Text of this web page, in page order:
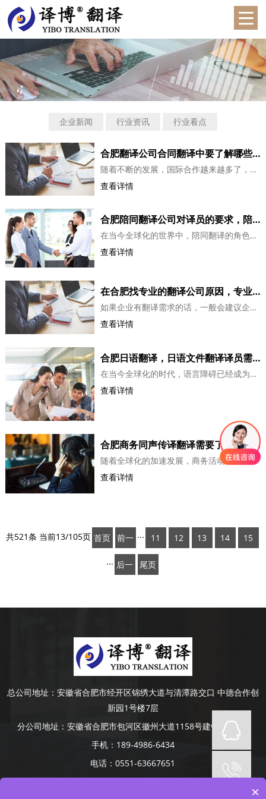
企业新闻 行业资讯 行业看点
合肥翻译公司合同翻译中要了解哪些忌讳及注意事项呢?
随着不断的发展，国际合作越来越多了，而国际合作之间也需要合同，而且需要对合同进行翻译，那么合同翻译中要了解哪些忌讳及注意事项呢?【合同翻译的忌讳有哪些】任何翻译服务都是有一定原则的，遵守翻译原则是保障翻译品质达到标准的关键。然而对于一些特殊的内容翻译来说，是有一定忌讳的。这些忌讳会影响到翻译的...
查看详情
合肥陪同翻译公司对译员的要求，陪同翻译介绍
在当今全球化的世界中，陪同翻译的角色变得越来越重要。无论是商业会议、学术研讨会、医疗诊断还是法庭审讯，都需要高质量的翻译服务来确保信息的准确传递和沟通的顺利进行。本文将探讨陪同翻译的重要性以及如何成为一名高效的陪同翻译。陪同翻译是指在各种场合中为当事人提供语言翻译服务的专业人士。他们不仅需要...
查看详情
在合肥找专业的翻译公司原因，专业有资质翻译公司
如果企业有翻译需求的话，一般会建议企业去找专业翻译公司，有很多人就不明白了，为何一定要找一家专业的翻译公司呢？难道不专业的翻译公司就不行吗？专业公司和不专业的公司之间绝对存在很大的差异，要是大家选择的是不专业的翻译公司的话，这一家翻译公司肯定不能保障翻译质量，到时候就可能会给公司造成比较大的损失...
查看详情
合肥日语翻译，日语文件翻译译员需要注意的地方
在当今全球化的时代，语言障碍已经成为人们交流和合作的一大难题。因此，翻译变得越来越重要。其中，日语翻译作为翻译的一个重要分支，对于促进中日两国之间的交流和合作具有重要意义。随着中日两国之间的交流日益频繁，日语翻译的需求也不断增加。翻译人员需要具备扎实的日语语言基础和丰富的文化背景知识，以确保...
查看详情
合肥商务同声传译翻译需要了解的四点内容
随着全球化的加速发展，商务活动日益频繁，商务同声传译翻译在各种国际商务会议、峰会、论坛等场合发挥着越来越重要的作用。作为沟通的桥梁，商务同声传译翻译不仅要求翻译人员具备扎实的语言功底，还需要具备丰富的行业知识和灵活应对的能力。一、商务同声传译翻译的特点商务同声传译翻译要求翻译人员具备快速、准确、流畅...
查看详情
共521条 当前13/105页 首页
前一
页
··· 11 12 13 14 15
··· 后一
尾页
总公司地址： 安徽省合肥市经开区锦绣大道与清潭路交口 中德合作创
新园1号楼7层
分公司地址： 安徽省合肥市包河区徽州大道1158号建银大厦4楼
手机： 189-4986-6434
电话：0551-63667651
×